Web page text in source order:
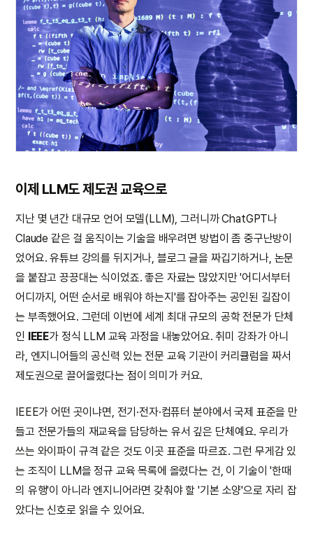
이제 LLM도 제도권 교육으로
지난 몇 년간 대규모 언어 모델(LLM), 그러니까 ChatGPT나
Claude 같은 걸 움직이는 기술을 배우려면 방법이 좀 중구난방이
었어요. 유튜브 강의를 뒤지거나, 블로그 글을 짜깁기하거나, 논문
을 붙잡고 끙끙대는 식이었죠. 좋은 자료는 많았지만 '어디서부터
어디까지, 어떤 순서로 배워야 하는지'를 잡아주는 공인된 길잡이
는 부족했어요. 그런데 이번에 세계 최대 규모의 공학 전문가 단체
인
IEEE가 정식 LLM 교육 과정을 내놓았어요. 취미 강좌가 아니
라, 엔지니어들의 공신력 있는 전문 교육 기관이 커리큘럼을 짜서
제도권으로 끌어올렸다는 점이 의미가 커요.
IEEE가 어떤 곳이냐면, 전기·전자·컴퓨터 분야에서 국제 표준을 만
들고 전문가들의 재교육을 담당하는 유서 깊은 단체예요. 우리가
쓰는 와이파이 규격 같은 것도 이곳 표준을 따르죠. 그런 무게감 있
는 조직이 LLM을 정규 교육 목록에 올렸다는 건, 이 기술이 '한때
의 유행'이 아니라 엔지니어라면 갖춰야 할 '기본 소양'으로 자리 잡
았다는 신호로 읽을 수 있어요.